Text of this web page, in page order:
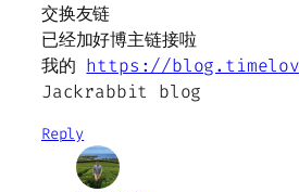
交换友链
已经加好博主链接啦
我的 https://
Jackrabbit blog
Reply